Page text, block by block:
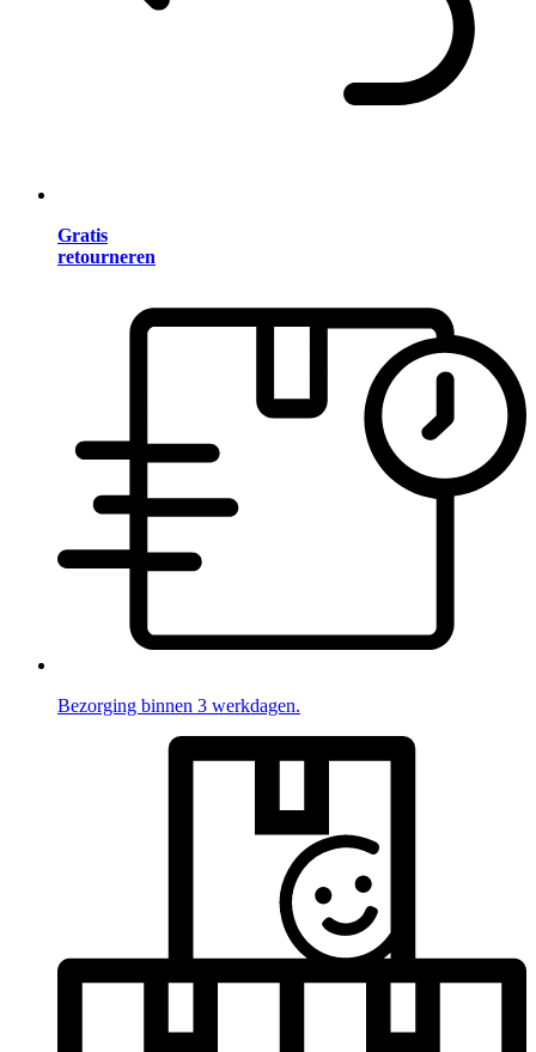
Gratis
retourneren
Bezorging binnen 3 werkdagen.